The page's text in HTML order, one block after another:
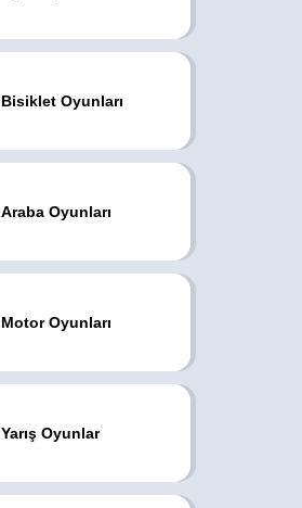
Bisiklet Oyunları
Araba Oyunları
Motor Oyunları
Yarış Oyunlar